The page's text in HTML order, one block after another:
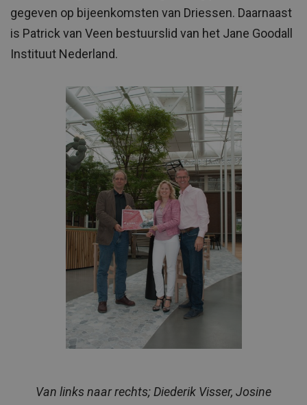
gegeven op bijeenkomsten van Driessen. Daarnaast
is Patrick van Veen bestuurslid van het Jane Goodall
Instituut Nederland.
Van links naar rechts; Diederik Visser, Josine